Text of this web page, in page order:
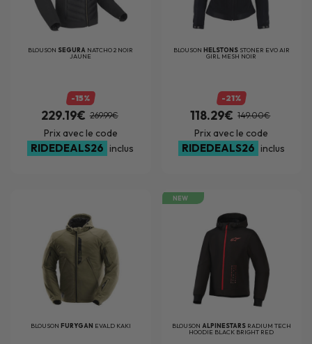
BLOUSON SEGURA NATCHO 2 NOIR
JAUNE
-15%
229.19€ 269.99€
Prix avec le code
RIDEDEALS26 inclus
BLOUSON HELSTONS STONER EVO AIR
GIRL MESH NOIR
-21%
118.29€ 149.00€
Prix avec le code
RIDEDEALS26 inclus
BLOUSON FURYGAN EVALD KAKI
NEW
BLOUSON ALPINESTARS RADIUM TECH
HOODIE BLACK BRIGHT RED